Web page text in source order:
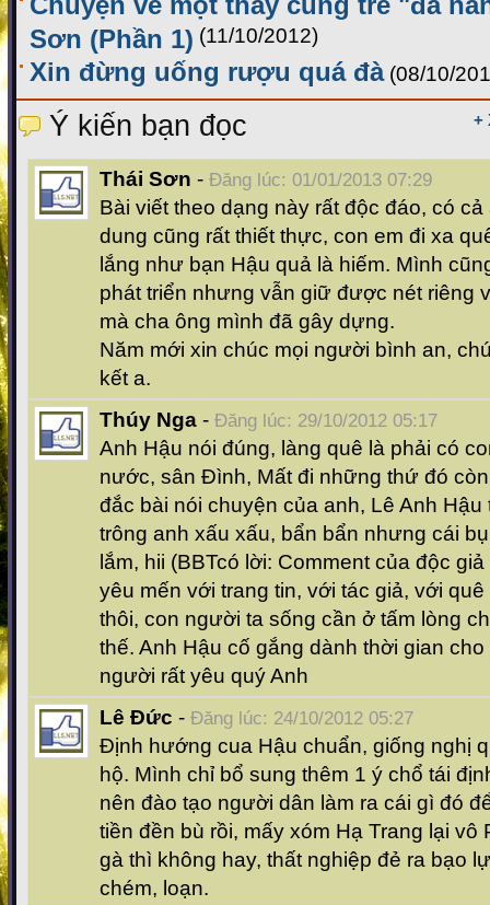
Sơn (Phần 1) (11/10/2012)
Xin đừng uống rượu quá đà (08/10/
+
Ý kiến bạn đọc
Thái Sơn - Đăng lúc: 01/01/2013 07:29
Bài viết theo dạng này rất độc đáo, có
dung cũng rất thiết thực, con em đi xa
lắng như bạn Hậu quả là hiếm. Mình
phát triển nhưng vẫn giữ được nét riêng
mà cha ông mình đã gây dựng.
Năm mới xin chúc mọi người bình an,
kết a.
Thúy Nga - Đăng lúc: 29/10/2012 05:17
Anh Hậu nói đúng, làng quê là phải có
nước, sân Đình, Mất đi những thứ đó
đắc bài nói chuyện của anh, Lê Anh
trông anh xấu xấu, bẩn bẩn nhưng cái
lắm, hii (BBTcó lời: Comment của độc
yêu mến với trang tin, với tác giả, với
thôi, con người ta sống cần ở tấm lòng
thế. Anh Hậu cố gắng dành thời gian
người rất yêu quý Anh
Lê Đức - Đăng lúc: 24/10/2012 05:27
Định hướng cua Hậu chuẩn, giống nghị
hộ. Mình chỉ bổ sung thêm 1 ý chổ tái
nên đào tạo người dân làm ra cái gì đó
tiền đền bù rồi, mấy xóm Hạ Trang lại vô
gà thì không hay, thất nghiệp đẻ ra bạo
chém, loạn.